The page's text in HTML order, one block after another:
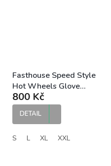
Fasthouse Speed Style
Hot Wheels Glove
Electric Blue MX
rukavice
800 Kč
DETAIL
S L XL XXL